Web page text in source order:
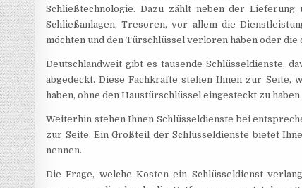
Schließtechnologie. Dazu zählt neben der Lieferung
Schließanlagen, Tresoren, vor allem die
möchten und den Türschlüssel verloren haben oder
Deutschlandweit gibt es tausende Schlüsseldienste,
abgedeckt. Diese Fachkräfte stehen Ihnen zur
haben, ohne den Haustürschlüssel eingesteckt zu haben.
Weiterhin stehen Ihnen Schlüsseldienste bei
zur Seite. Ein Großteil der Schlüsseldienste bietet
nennen.
Die Frage, welche Kosten ein Schlüsseldienst